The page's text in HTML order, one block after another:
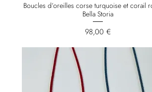
Boucles d’oreilles corse turquoise et corail
Bella Storia
Prix
98,00 €